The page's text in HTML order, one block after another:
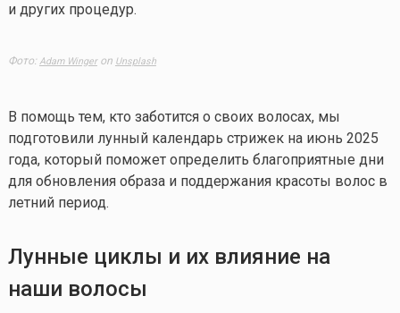
и других процедур.
Фото: Adam Wingeron Unsplash
В помощь тем, кто заботится о своих волосах, мы
подготовили лунный календарь стрижек на июнь 2025
года, который поможет определить благоприятные дни
для обновления образа и поддержания красоты волос в
летний период.
Лунные циклы и их влияние на
наши волосы